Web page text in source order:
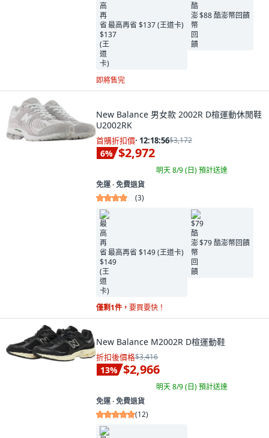
最高再省 $137 (王道卡)
$88 酷澎幣回饋
即將售完
New Balance 男女款 2002R D楦運動休閒鞋
U2002RK
首購折扣價· 12:18:55$3,172
6% $2,972
明天 8/9 (日)預計送達
免運 ∙ 免費退貨
(3)
最高再省 $149 (王道卡)
$79 酷澎幣回饋
僅剩1件， 要買要快！
New Balance M2002R D楦運動鞋
折扣後價格$3,416
13% $2,966
明天 8/9 (日)預計送達
免運 ∙ 免費退貨
(12)